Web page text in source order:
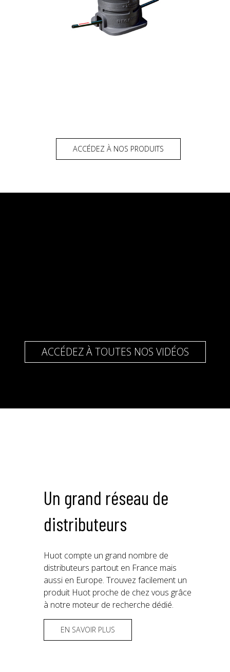
ACCÉDEZ À NOS PRODUITS
ACCÉDEZ À TOUTES NOS VIDÉOS
Un grand réseau de
distributeurs
Huot compte un grand nombre de
distributeurs partout en France mais
aussi en Europe. Trouvez facilement un
produit Huot proche de chez vous grâce
à notre moteur de recherche dédié.
EN SAVOIR PLUS